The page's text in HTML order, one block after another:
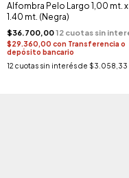
Alfombra Pelo Largo 1,00 mt. x
1.40 mt. (Negra)
$36.700,00
$29.360,00 con Transferencia o
depósito bancario
12 cuotas sin interés de $3.058,33